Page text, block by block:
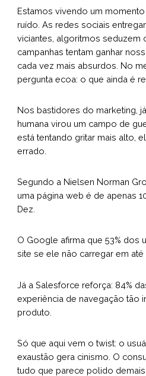
Estamos vivendo um
ruído. As redes sociais
viciantes, algoritmos seduzem
campanhas tentam ganhar
cada vez mais absurdos. No
pergunta ecoa: o que ainda é
Nos bastidores do marketing,
humana virou um campo de
está tentando gritar mais alto,
errado.
Segundo a Nielsen Norman
uma página web é de apenas
Dez.
O Google afirma que 53% dos
site se ele não carregar em até
Já a Salesforce reforça: 84%
experiência de navegação tão
produto.
Só que aqui vem o twist: o
exaustão gera cinismo. O
tudo que parece polido